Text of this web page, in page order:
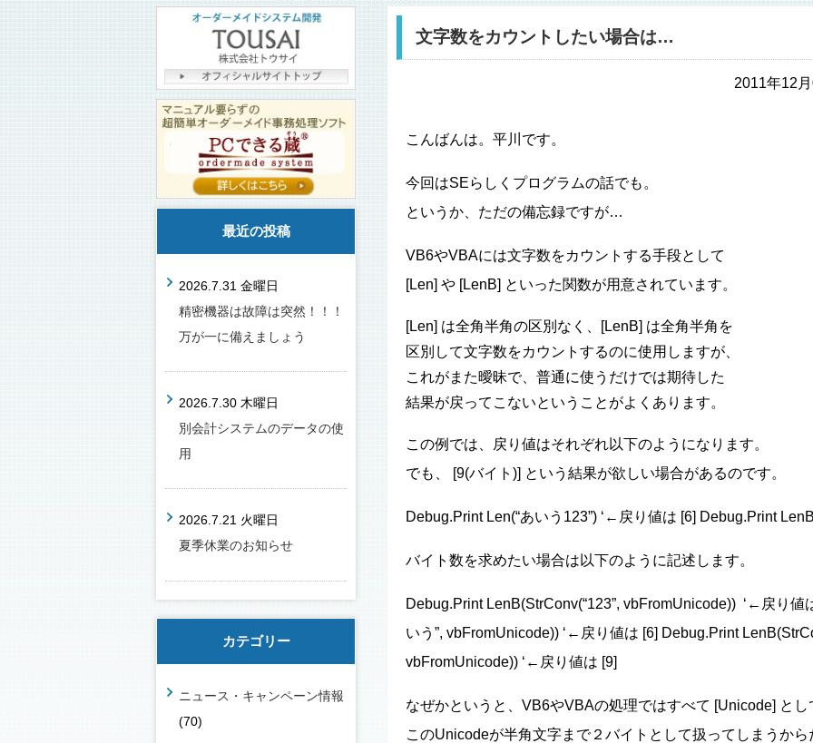
文字数をカウントしたい場合は…
2011年12
こんばんは。平川です。
今回はSEらしくプログラムの話でも。
というか、ただの備忘録ですが…
VB6やVBAには文字数をカウントする手段として
[Len] や [LenB] といった関数が用意されています。
[Len] は全角半角の区別なく、[LenB] は全角半角を
区別して文字数をカウントするのに使用しますが、
これがまた曖昧で、普通に使うだけでは期待した
結果が戻ってこないということがよくあります。
この例では、戻り値はそれぞれ以下のようになります。
でも、 [9(バイト)] という結果が欲しい場合があるのです。
Debug.Print Len(“あいう123”) ‘←戻り値は [6] Debug.Print
バイト数を求めたい場合は以下のように記述します。
Debug.Print LenB(StrConv(“123”, vbFromUnicode)) ‘←戻り値
いう”, vbFromUnicode)) ‘←戻り値は [6] Debug.Print
vbFromUnicode)) ‘←戻り値は [9]
なぜかというと、VB6やVBAの処理ではすべて [Unicode] とし
このUnicodeが半角文字まで２バイトとして扱ってしまうから
最近の投稿
2026.7.31 金曜日
精密機器は故障は突然！！！
万が一に備えましょう
2026.7.30 木曜日
別会計システムのデータの使
用
2026.7.21 火曜日
夏季休業のお知らせ
カテゴリー
ニュース・キャンペーン情報
(70)